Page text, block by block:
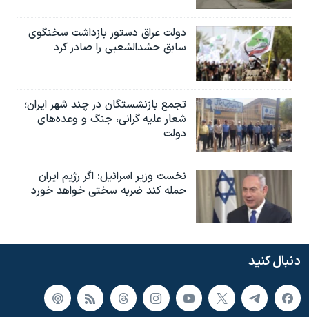
دولت عراق دستور بازداشت سخنگوی
سابق حشدالشعبی را صادر کرد
تجمع بازنشستگان در چند شهر ایران؛
شعار علیه گرانی، جنگ و وعده‌های
دولت
نخست وزیر اسرائيل: اگر رژیم ایران
حمله کند ضربه سختی خواهد خورد
دنبال کنید